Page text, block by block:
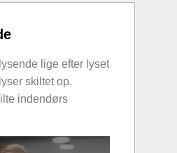
lige efter lyset
skiltet op.
indendørs